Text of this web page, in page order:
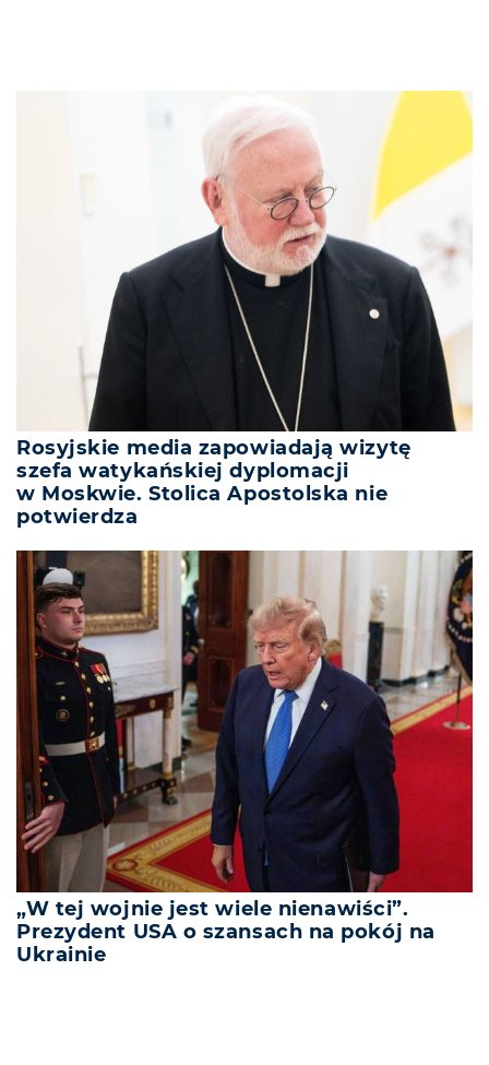
Rosyjskie media zapowiadają wizytę
szefa watykańskiej dyplomacji
w Moskwie. Stolica Apostolska nie
potwierdza
„W tej wojnie jest wiele nienawiści”.
Prezydent USA o szansach na pokój na
Ukrainie